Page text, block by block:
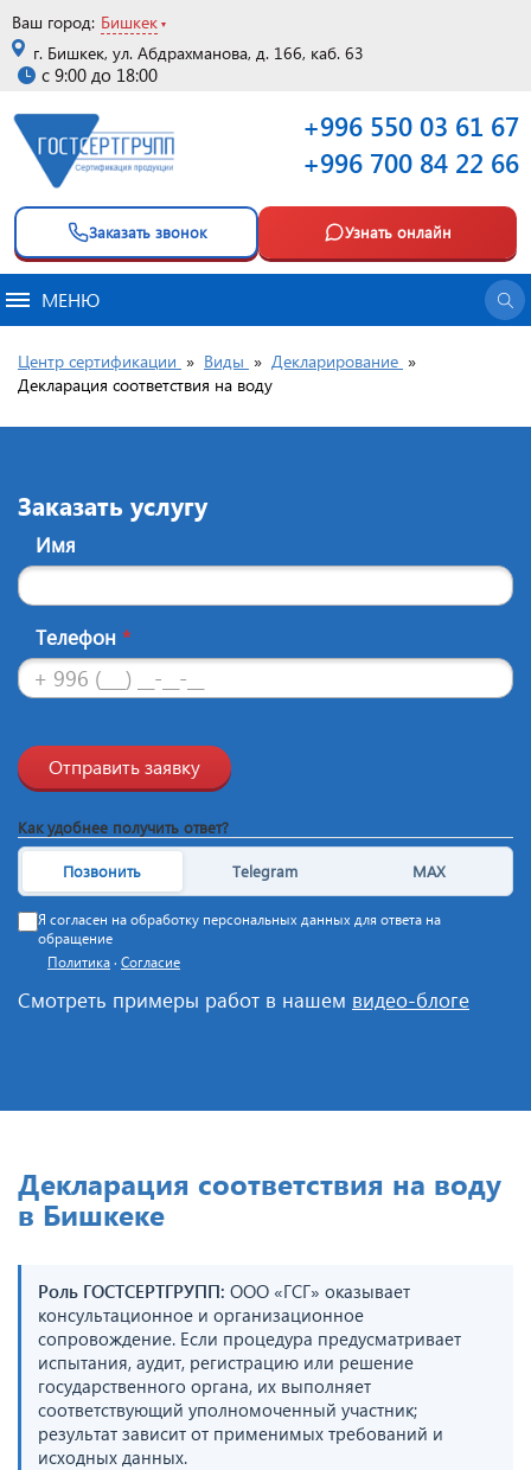
Ваш город: Бишкек
г. Бишкек, ул. Абдрахманова, д. 166, каб. 63
с 9:00 до 18:00
+996 550 03 61 67
+996 700 84 22 66
Заказать звонок Узнать онлайн
МЕНЮ
Центр сертификации » Виды » Декларирование »
Декларация соответствия на воду
Заказать услугу
Имя
Телефон *
Отправить заявку
Как удобнее получить ответ?
Позвонить Telegram MAX
Я согласен на обработку персональных данных для ответа на
обращение
Политика · Согласие
Смотреть примеры работ в нашем видео-блоге
Декларация соответствия на воду
в Бишкеке
Роль ГОСТСЕРТГРУПП: ООО «ГСГ» оказывает
консультационное и организационное
сопровождение. Если процедура предусматривает
испытания, аудит, регистрацию или решение
государственного органа, их выполняет
соответствующий уполномоченный участник;
результат зависит от применимых требований и
исходных данных.